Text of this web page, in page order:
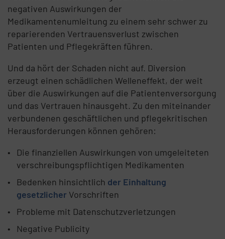
negativen Auswirkungen der
Medikamentenumleitung zu einem sehr schwer zu
reparierenden Vertrauensverlust zwischen
Patienten und Pflegekräften führen.
Und da hört der Schaden nicht auf. Diversion
erzeugt einen schädlichen Welleneffekt, der weit
über die Auswirkungen auf die Patientenversorgung
und das Vertrauen hinausgeht. Zu den miteinander
verbundenen geschäftlichen und pflegekritischen
Herausforderungen können gehören:
Die finanziellen Auswirkungen von umgeleiteten
verschreibungspflichtigen Medikamenten
Bedenken hinsichtlich der Einhaltung
gesetzlicher Vorschriften
Probleme mit Datenschutzverletzungen
Negative Publicity